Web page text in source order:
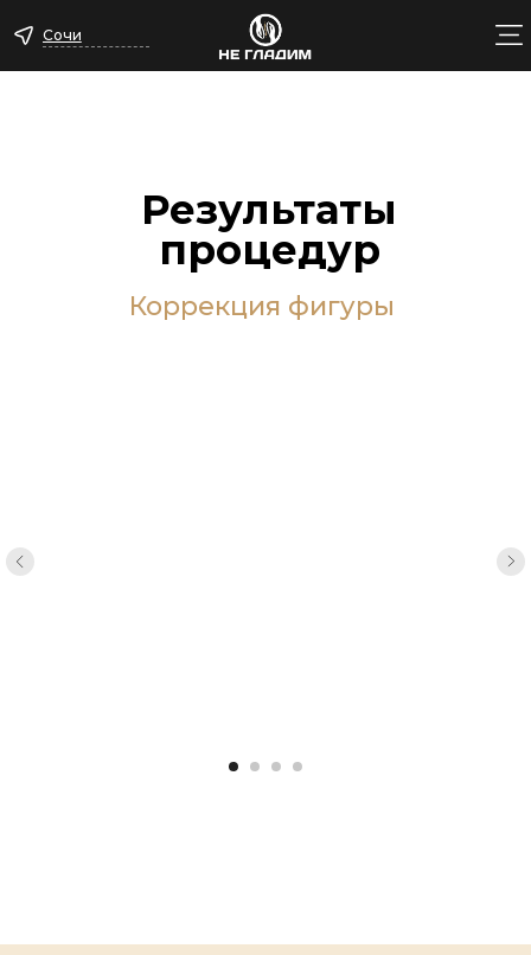
Сочи
Результаты
процедур
Коррекция фигуры